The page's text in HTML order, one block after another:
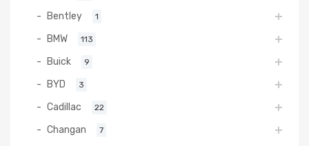
Bentley 1
BMW 113
Buick 9
BYD 3
Cadillac 22
Changan 7